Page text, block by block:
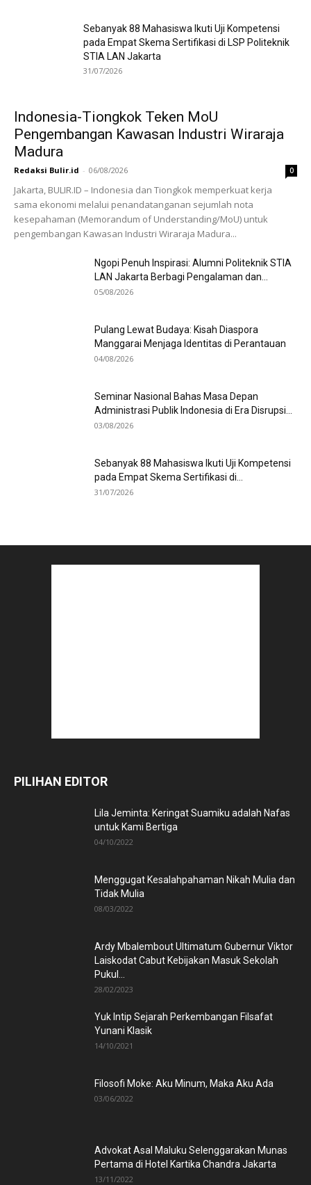
Sebanyak 88 Mahasiswa Ikuti Uji Kompetensi
pada Empat Skema Sertifikasi di LSP Politeknik
STIA LAN Jakarta
31/07/2026
Indonesia-Tiongkok Teken MoU
Pengembangan Kawasan Industri Wiraraja
Madura
Redaksi Bulir.id - 06/08/2026 0
Jakarta, BULIR.ID – Indonesia dan Tiongkok memperkuat kerja
sama ekonomi melalui penandatanganan sejumlah nota
kesepahaman (Memorandum of Understanding/MoU) untuk
pengembangan Kawasan Industri Wiraraja Madura...
Ngopi Penuh Inspirasi: Alumni Politeknik STIA
LAN Jakarta Berbagi Pengalaman dan...
05/08/2026
Pulang Lewat Budaya: Kisah Diaspora
Manggarai Menjaga Identitas di Perantauan
04/08/2026
Seminar Nasional Bahas Masa Depan
Administrasi Publik Indonesia di Era Disrupsi...
03/08/2026
Sebanyak 88 Mahasiswa Ikuti Uji Kompetensi
pada Empat Skema Sertifikasi di...
31/07/2026
PILIHAN EDITOR
Lila Jeminta: Keringat Suamiku adalah Nafas
untuk Kami Bertiga
04/10/2022
Menggugat Kesalahpahaman Nikah Mulia dan
Tidak Mulia
08/03/2022
Ardy Mbalembout Ultimatum Gubernur Viktor
Laiskodat Cabut Kebijakan Masuk Sekolah
Pukul...
28/02/2023
Yuk Intip Sejarah Perkembangan Filsafat
Yunani Klasik
14/10/2021
Filosofi Moke: Aku Minum, Maka Aku Ada
03/06/2022
Advokat Asal Maluku Selenggarakan Munas
Pertama di Hotel Kartika Chandra Jakarta
13/11/2022